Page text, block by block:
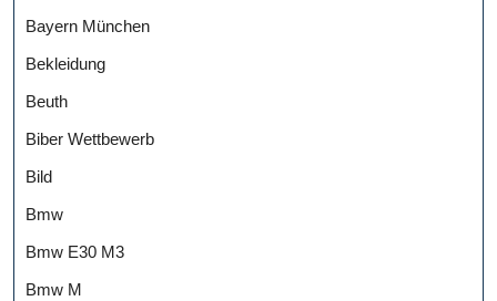
Bayern München
Bekleidung
Beuth
Biber Wettbewerb
Bild
Bmw
Bmw E30 M3
Bmw M